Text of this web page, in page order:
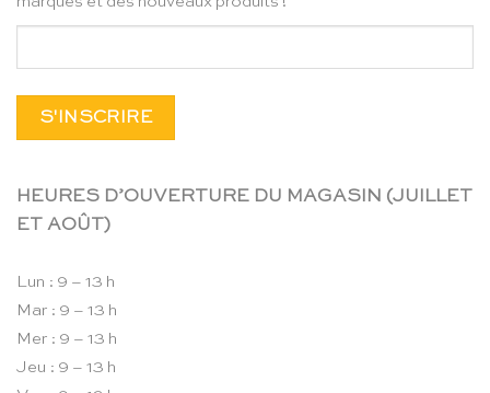
HEURES D’OUVERTURE DU MAGASIN (JUILLET
ET AOÛT)
Lun : 9 – 13 h
Mar : 9 – 13 h
Mer : 9 – 13 h
Jeu : 9 – 13 h